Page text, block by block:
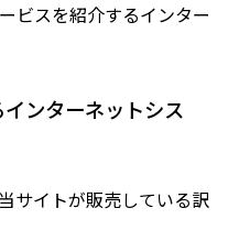
ビスを紹介するインター
ンターネットシス
サイトが販売している訳